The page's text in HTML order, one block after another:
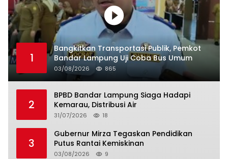
1
Bangkitkan Transportasi Publik, Pemkot
Bandar Lampung Uji Coba Bus Umum
03/08/2026 865
2
BPBD Bandar Lampung Siaga Hadapi
Kemarau, Distribusi Air
31/07/2026 18
3
Gubernur Mirza Tegaskan Pendidikan
Putus Rantai Kemiskinan
03/08/2026 9